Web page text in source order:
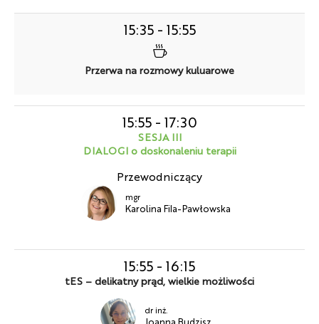
15:35- 15:55
Przerwa na rozmowy kuluarowe
15:55- 17:30
SESJA III
DIALOGI o doskonaleniu terapii
Przewodniczący
mgr
Karolina Fila-Pawłowska
15:55 - 16:15
tES – delikatny prąd, wielkie możliwości
dr inż.
Joanna Budzisz